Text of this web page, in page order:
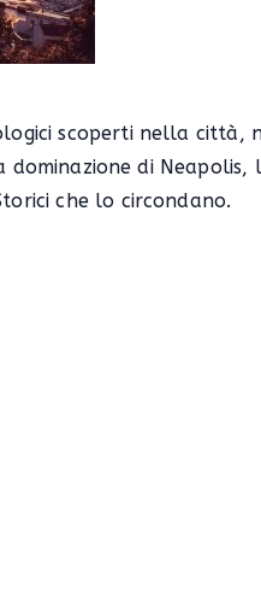
scoperti nella città,
di Neapolis,
che lo circondano.